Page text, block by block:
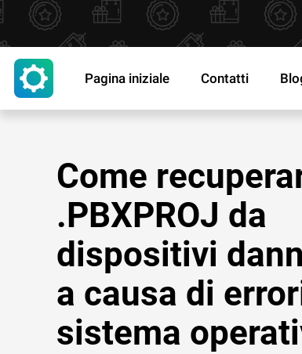
Pagina iniziale Contatti
Come
.PBXPROJ da
dispositivi
a causa di
sistema